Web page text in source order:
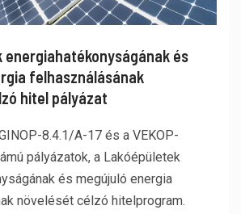
energiahatékonyságának és
felhasználásának
hitel pályázat
8.4.1/A-17 és a VEKOP-
pályázatok, a Lakóépületek
és megújuló energia
növelését célzó hitelprogram.